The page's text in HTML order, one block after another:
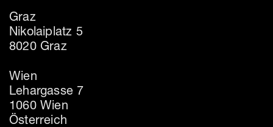
Graz
Nikolaiplatz 5
8020 Graz
Wien
Lehargasse 7
1060 Wien
Österreich